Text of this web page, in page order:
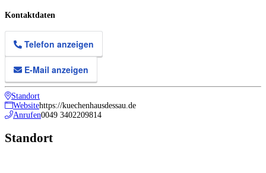
Kontaktdaten
Telefon anzeigen
E-Mail anzeigen
Standort
Websitehttps://kuechenhausdessau.de
Anrufen0049 3402209814
Standort